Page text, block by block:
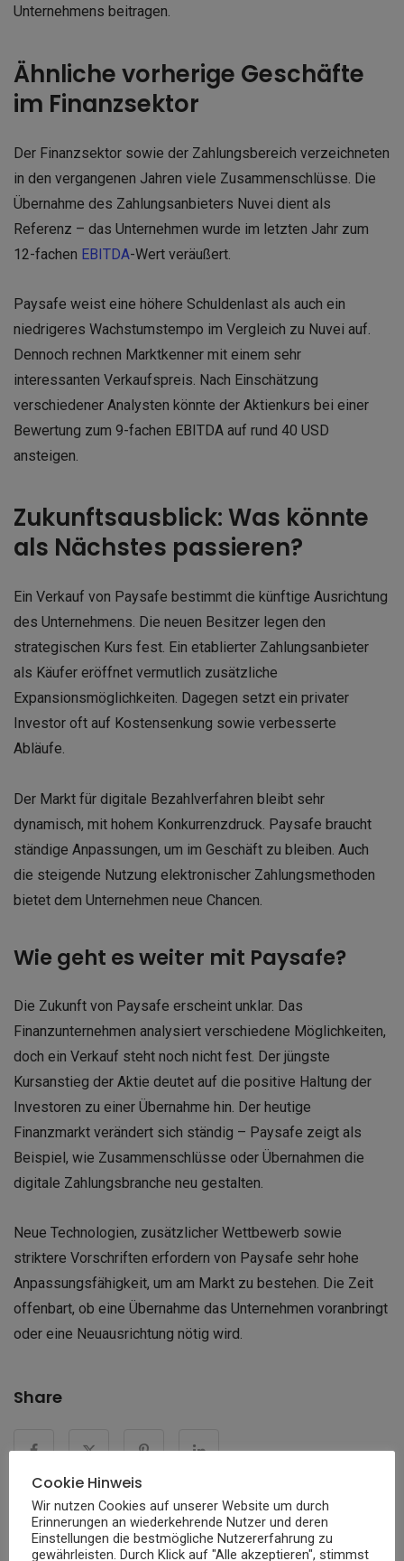
Unternehmens beitragen.
Ähnliche vorherige Geschäfte
im Finanzsektor
Der Finanzsektor sowie der Zahlungsbereich verzeichneten
in den vergangenen Jahren viele Zusammenschlüsse. Die
Übernahme des Zahlungsanbieters Nuvei dient als
Referenz – das Unternehmen wurde im letzten Jahr zum
12-fachen EBITDA-Wert veräußert.
Paysafe weist eine höhere Schuldenlast als auch ein
niedrigeres Wachstumstempo im Vergleich zu Nuvei auf.
Dennoch rechnen Marktkenner mit einem sehr
interessanten Verkaufspreis. Nach Einschätzung
verschiedener Analysten könnte der Aktienkurs bei einer
Bewertung zum 9-fachen EBITDA auf rund 40 USD
ansteigen.
Zukunftsausblick: Was könnte
als Nächstes passieren?
Ein Verkauf von Paysafe bestimmt die künftige Ausrichtung
des Unternehmens. Die neuen Besitzer legen den
strategischen Kurs fest. Ein etablierter Zahlungsanbieter
als Käufer eröffnet vermutlich zusätzliche
Expansionsmöglichkeiten. Dagegen setzt ein privater
Investor oft auf Kostensenkung sowie verbesserte
Abläufe.
Der Markt für digitale Bezahlverfahren bleibt sehr
dynamisch, mit hohem Konkurrenzdruck. Paysafe braucht
ständige Anpassungen, um im Geschäft zu bleiben. Auch
die steigende Nutzung elektronischer Zahlungsmethoden
bietet dem Unternehmen neue Chancen.
Wie geht es weiter mit Paysafe?
Die Zukunft von Paysafe erscheint unklar. Das
Finanzunternehmen analysiert verschiedene Möglichkeiten,
doch ein Verkauf steht noch nicht fest. Der jüngste
Kursanstieg der Aktie deutet auf die positive Haltung der
Investoren zu einer Übernahme hin. Der heutige
Finanzmarkt verändert sich ständig – Paysafe zeigt als
Beispiel, wie Zusammenschlüsse oder Übernahmen die
digitale Zahlungsbranche neu gestalten.
Neue Technologien, zusätzlicher Wettbewerb sowie
striktere Vorschriften erfordern von Paysafe sehr hohe
Anpassungsfähigkeit, um am Markt zu bestehen. Die Zeit
offenbart, ob eine Übernahme das Unternehmen voranbringt
oder eine Neuausrichtung nötig wird.
Share
« ZURÜCK ZUR VORHERIGEN SEITE
Cookie Hinweis
Wir nutzen Cookies auf unserer Website um durch
Erinnerungen an wiederkehrende Nutzer und deren
Einstellungen die bestmögliche Nutzererfahrung zu
gewährleisten. Durch Klick auf "Alle akzeptieren", stimmst